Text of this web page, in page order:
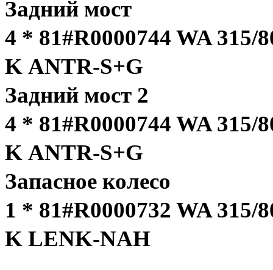
Задний мост
4 * 81#R0000744 WA 315/
K ANTR-S+G
Задний мост 2
4 * 81#R0000744 WA 315/
K ANTR-S+G
Запасное колесо
1 * 81#R0000732 WA
K LENK-NAH